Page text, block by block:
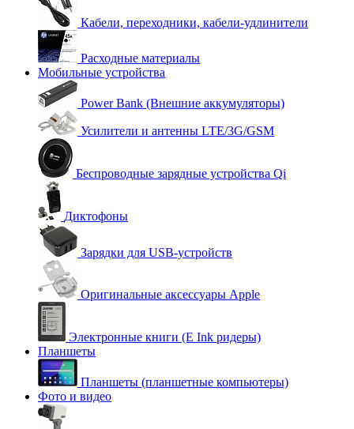
Кабели, переходники, кабели-удлинители
Расходные материалы
Мобильные устройства
Power Bank (Внешние аккумуляторы)
Усилители и антенны LTE/3G/GSM
Беспроводные зарядные устройства Qi
Диктофоны
Зарядки для USB-устройств
Оригинальные аксессуары Apple
Электронные книги (E Ink ридеры)
Планшеты
Планшеты (планшетные компьютеры)
Фото и видео